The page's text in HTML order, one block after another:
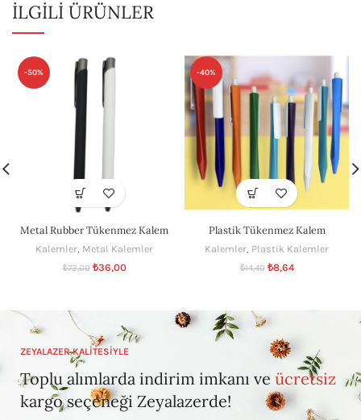
İLGILI ÜRÜNLER
-50%
Metal Rubber Tükenmez Kalem
Kalemler, Metal Kalemler
₺72,00 ₺36,00
-40%
Plastik Tükenmez Kalem
Kalemler, Plastik Kalemler
₺14,40 ₺8,64
ZEYALAZER KALİTESİYLE
Toplu alımlarda indirim imkanı veücretsiz
kargo seçeneği Zeyalazerde!